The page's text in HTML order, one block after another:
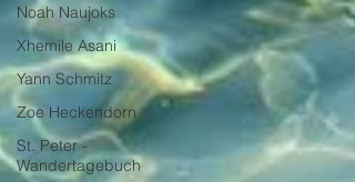
Noah Naujoks
Xhemile Asani
Yann Schmitz
Zoe Heckendorn
St. Peter -
Wandertagebuch